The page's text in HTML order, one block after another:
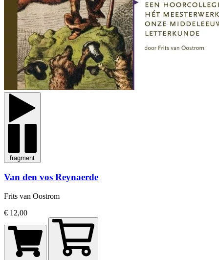
fragment
Van den vos Reynaerde
Frits van Oostrom
€ 12,00